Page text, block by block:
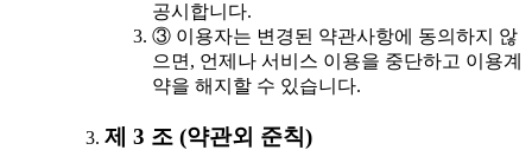
공시합니다.
③ 이용자는 변경된 약관사항에 동의하지 않
으면, 언제나 서비스 이용을 중단하고 이용계
약을 해지할 수 있습니다.
제 3 조 (약관외 준칙)